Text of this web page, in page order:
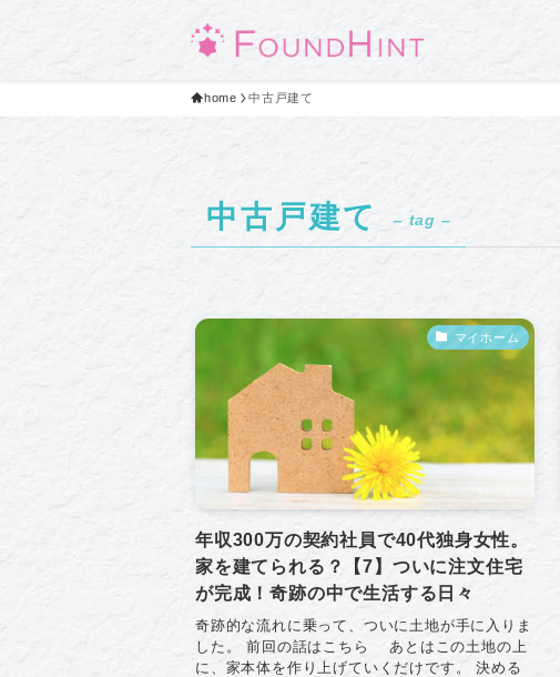
home 中古戸建て
中古戸建て – tag –
マイホーム
年収300万の契約社員で40代独身女性。
家を建てられる？【7】ついに注文住宅
が完成！奇跡の中で生活する日々
奇跡的な流れに乗って、ついに土地が手に入りま
した。 前回の話はこちら あとはこの土地の上
に、家本体を作り上げていくだけです。 決める